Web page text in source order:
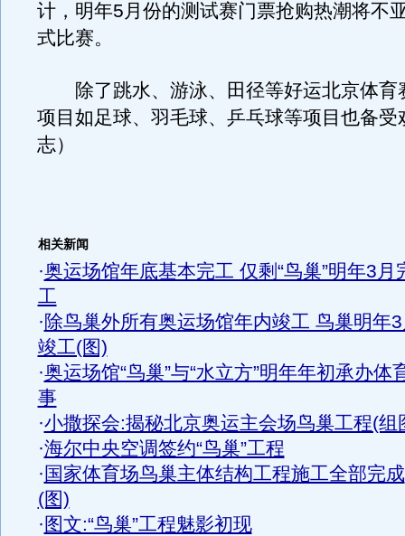
计，明年5月份的测试赛门票抢购热潮将不
式比赛。
除了跳水、游泳、田径等好运北京体育
项目如足球、羽毛球、乒乓球等项目也备受
志）
相关新闻
·奥运场馆年底基本完工 仅剩“鸟巢”明年3月
工
·除鸟巢外所有奥运场馆年内竣工 鸟巢明年
竣工(图)
·奥运场馆“鸟巢”与“水立方”明年年初承办体
事
·小撒探会:揭秘北京奥运主会场鸟巢工程(组
·海尔中央空调签约“鸟巢”工程
· 国家体育场鸟巢主体结构工程施工全部完成
(图)
· 图文:“鸟巢”工程魅影初现